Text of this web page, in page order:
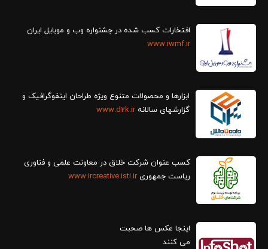
افتخارات کسب شده در جشنواره وب و موبایل ایران
www.iwmf.ir
ابزارها و محصولات متنوع ویژه طراحان اینفوگرافیک و
گزارش‎های سالانه
www.d2k.ir
کسب عنوان شرکت خلاق در معاونت علمی و فناوری
ریاست جمهوریwww.ircreative.isti.ir
اینجا عکس ها صحبت
می کنند